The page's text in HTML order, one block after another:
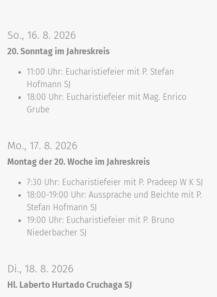
So., 16. 8. 2026
20. Sonntag im Jahreskreis
11:00 Uhr: Eucharistiefeier mit P. Stefan
Hofmann SJ
18:00 Uhr: Eucharistiefeier mit Mag. Enrico
Grube
Mo., 17. 8. 2026
Montag der 20. Woche im Jahreskreis
7:30 Uhr: Eucharistiefeier mit P. Pradeep W K SJ
18:00-19:00 Uhr: Aussprache und Beichte mit P.
Stefan Hofmann SJ
19:00 Uhr: Eucharistiefeier mit P. Bruno
Niederbacher SJ
Di., 18. 8. 2026
Hl. Laberto Hurtado Cruchaga SJ